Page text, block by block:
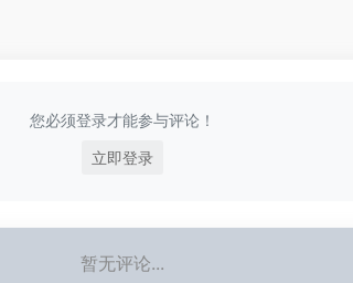
您必须登录才能参与评论！
立即登录
暂无评论...